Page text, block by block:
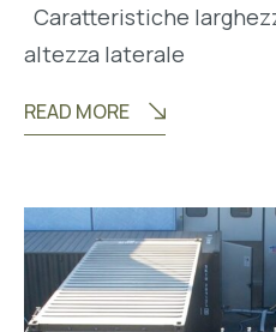
Caratteristiche
altezza laterale
READ MORE